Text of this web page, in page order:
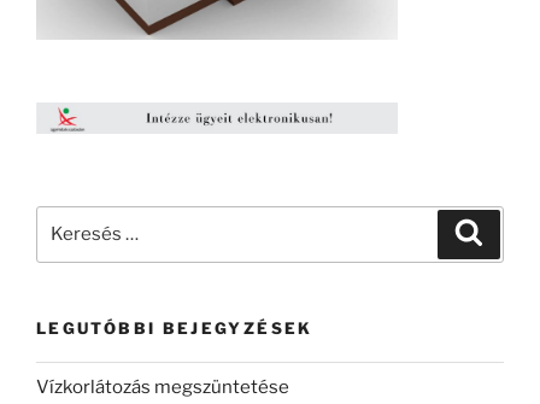
LEGUTÓBBI BEJEGYZÉSEK
Vízkorlátozás megszüntetése